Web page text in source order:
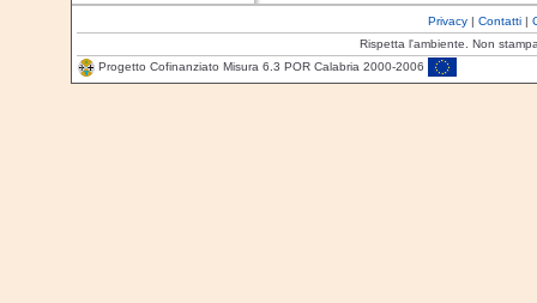
Privacy| Contatti|
Rispetta l'ambiente. Non
Progetto Cofinanziato Misura 6.3 POR Calabria 2000-2006